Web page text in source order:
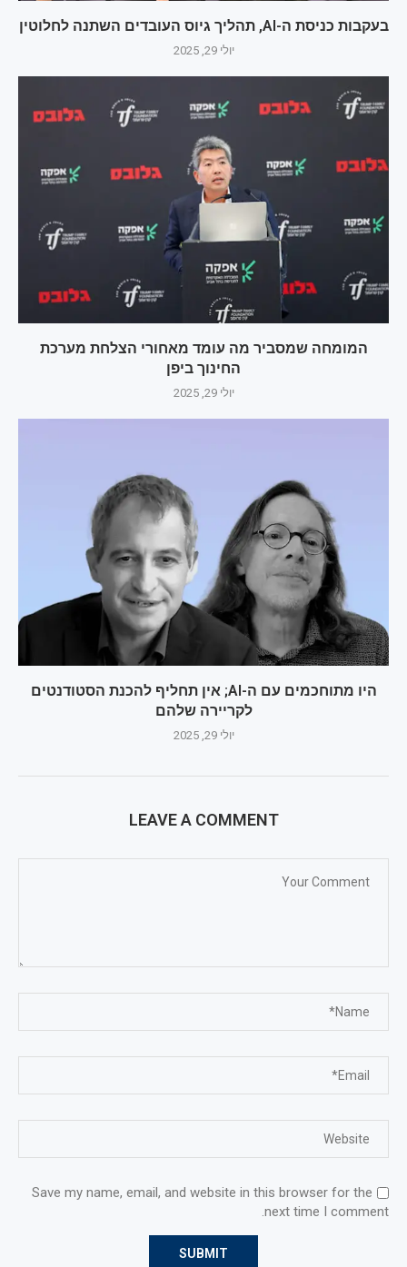
בעקבות כניסת ה-AI, תהליך גיוס העובדים השתנה לחלוטין
יולי 29, 2025
המומחה שמסביר מה עומד מאחורי הצלחת מערכת
החינוך ביפן
יולי 29, 2025
היו מתוחכמים עם ה-AI; אין תחליף להכנת הסטודנטים
לקריירה שלהם
יולי 29, 2025
LEAVE A COMMENT
Save my name, email, and website in this browser for the
next time I comment.